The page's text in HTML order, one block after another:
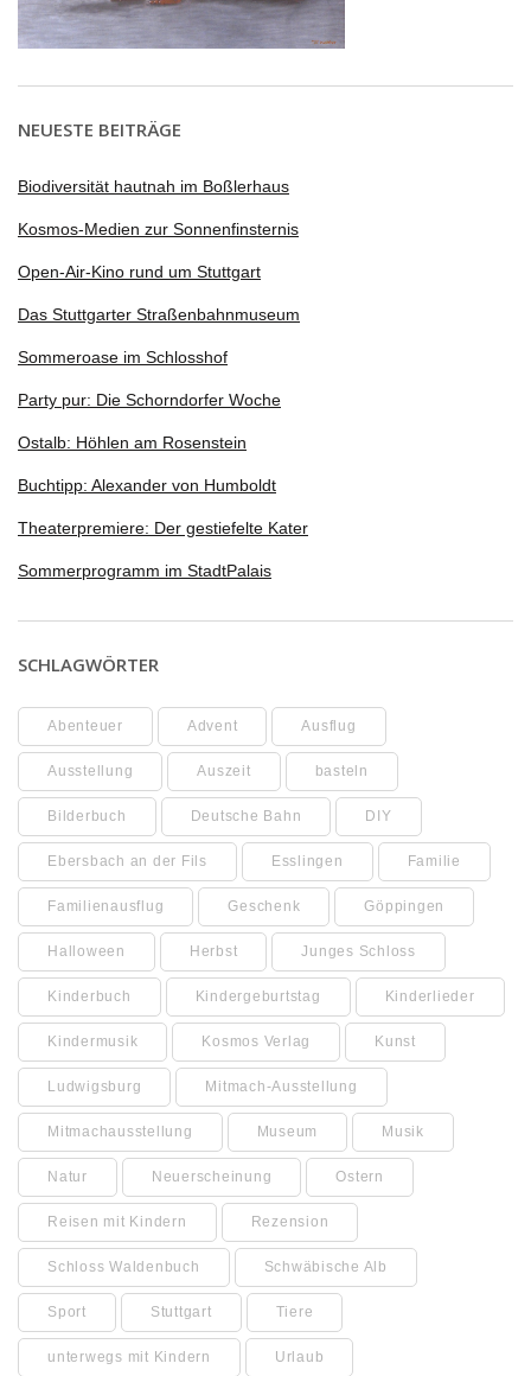
NEUESTE BEITRÄGE
Biodiversität hautnah im Boßlerhaus
Kosmos-Medien zur Sonnenfinsternis
Open-Air-Kino rund um Stuttgart
Das Stuttgarter Straßenbahnmuseum
Sommeroase im Schlosshof
Party pur: Die Schorndorfer Woche
Ostalb: Höhlen am Rosenstein
Buchtipp: Alexander von Humboldt
Theaterpremiere: Der gestiefelte Kater
Sommerprogramm im StadtPalais
SCHLAGWÖRTER
Abenteuer Advent Ausflug
Ausstellung Auszeit basteln
Bilderbuch Deutsche Bahn DIY
Ebersbach an der Fils Esslingen Familie
Familienausflug Geschenk Göppingen
Halloween Herbst Junges Schloss
Kinderbuch Kindergeburtstag Kinderlieder
Kindermusik Kosmos Verlag Kunst
Ludwigsburg Mitmach-Ausstellung
Mitmachausstellung Museum Musik
Natur Neuerscheinung Ostern
Reisen mit Kindern Rezension
Schloss Waldenbuch Schwäbische Alb
Sport Stuttgart Tiere
unterwegs mit Kindern Urlaub